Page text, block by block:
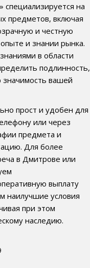
на
предметов, включая
и честную
и знании рынка.
в области
подлинность,
значимость вашей
прост и удобен для
или через
предмета и
Для более
в Дмитрове или
выплату
наилучшие условия
при этом
наследию.